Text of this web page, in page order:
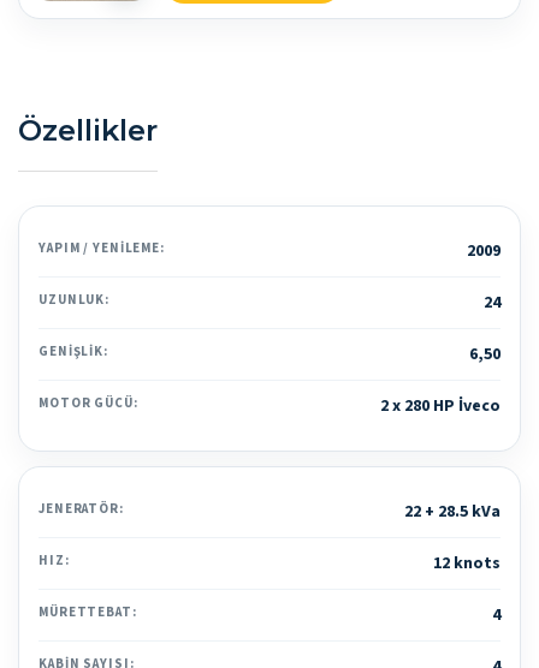
Özellikler
YAPIM / YENILEME: 2009
UZUNLUK: 24
GENIŞLIK: 6,50
MOTOR GÜCÜ: 2 x 280 HP İveco
JENERATÖR: 22 + 28.5 kVa
HIZ: 12 knots
MÜRETTEBAT: 4
KABIN SAYISI: